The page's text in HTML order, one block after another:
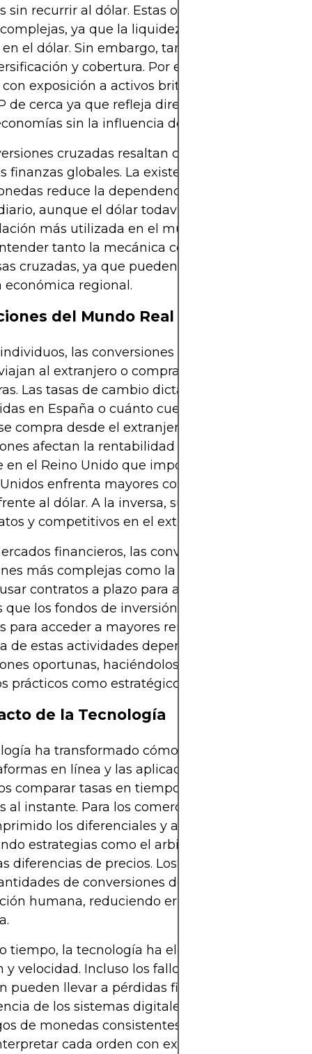
sin recurrir al dólar. Estas operaciones a veces
ya que la liquidez es menor que en
en el dólar. Sin embargo, también brindan
y cobertura. Por ejemplo, un
exposición a activos británicos puede
de cerca ya que refleja directamente el
sin la influencia del dólar.
cruzadas resaltan cuán interconectadas
finanzas globales. La existencia de comercio
reduce la dependencia del dólar como
aunque el dólar todavía domina como la
más utilizada en el mundo. Los
tanto la mecánica como las
cruzadas, ya que pueden revelar sutiles
económica regional.
del Mundo Real
las conversiones son una realidad
al extranjero o compran en línea en
Las tasas de cambio dictan cuánto pagan los
en España o cuánto cuesta un aparato
compra desde el extranjero. Para las
afectan la rentabilidad y los precios. Una
en el Reino Unido que importa materias primas
enfrenta mayores costos cuando la libra
al dólar. A la inversa, sus productos
y competitivos en el extranjero.
financieros, las conversiones sustentan
más complejas como la cobertura. Los
contratos a plazo para asegurar tasas
que los fondos de inversión pueden
para acceder a mayores rendimientos en el
de estas actividades depende de códigos
oportunas, haciéndolos indispensables
prácticos como estratégicos.
de la Tecnología
ha transformado cómo se ejecutan las
en línea y las aplicaciones móviles
comparar tasas en tiempo real e intercambiar
al instante. Para los comerciantes, las redes
los diferenciales y acelerado la
estrategias como el arbitraje que dependen
diferencias de precios. Los algoritmos ahora
de conversiones de divisas con mínima
humana, reduciendo errores y aumentando
tiempo, la tecnología ha elevado las
y velocidad. Incluso los fallos menores en el
pueden llevar a pérdidas financieras
de los sistemas digitales subraya la
de monedas consistentes, ya que las
cada orden con exactitud. Sin los